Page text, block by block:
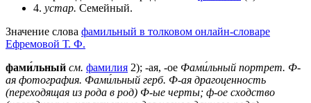
4. устар. Семейный.
Значение слова фамильный в толковом онлайн-словаре
Ефремовой Т. Ф.
фами́льный см. фамилия 2); -ая, -ое Фами́льный портрет. Ф-
ая фотография. Фами́льный герб. Ф-ая драгоценность
(переходящая из рода в род) Ф-ые черты; ф-ое сходство